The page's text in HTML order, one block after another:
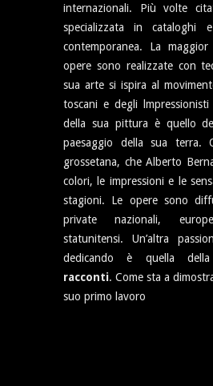
internazionali. Più volte
specializzata in cataloghi
contemporanea. La
opere sono realizzate con
sua arte si ispira al
toscani e degli
della sua pittura è quello
paesaggio della sua terra.
grossetana, che Alberto
colori, le impressioni e le
stagioni. Le opere sono
private nazionali,
statunitensi. Un’altra
dedicando è quella
racconti. Come sta a
suo primo lavoro